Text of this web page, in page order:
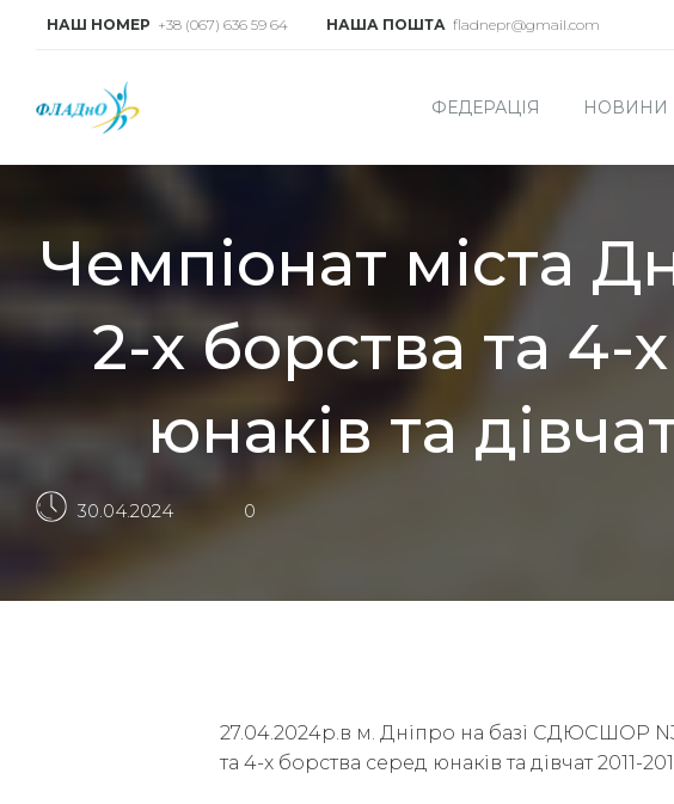
НАШ НОМЕР +38 (067) 636 59 64 НАША ПОШТА fladnepr@gmail.com
ФЕДЕРАЦІЯ НОВИНИ
Чемпіонат міста
2-х борства та 4-
юнаків та
30.04.2024 0
27.04.2024р.в м. Дніпро на базі СДЮСШОР N3
та 4-х борства серед юнаків та дівчат 2011-